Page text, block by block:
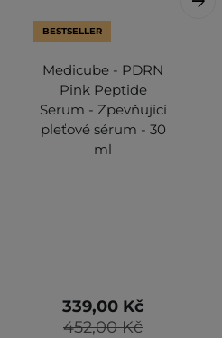
BESTSELLER
Medicube - PDRN
Pink Peptide
Serum - Zpevňující
pleťové sérum - 30
ml
452,00 Kč
339,00 Kč